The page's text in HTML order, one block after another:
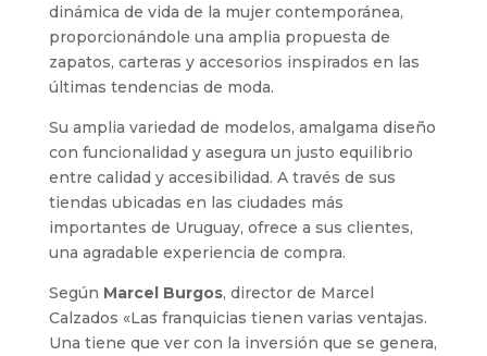
dinámica de vida de la mujer contemporánea,
proporcionándole una amplia propuesta de
zapatos, carteras y accesorios inspirados en las
últimas tendencias de moda.
Su amplia variedad de modelos, amalgama diseño
con funcionalidad y asegura un justo equilibrio
entre calidad y accesibilidad. A través de sus
tiendas ubicadas en las ciudades más
importantes de Uruguay, ofrece a sus clientes,
una agradable experiencia de compra.
Según Marcel Burgos, director de Marcel
Calzados «Las franquicias tienen varias ventajas.
Una tiene que ver con la inversión que se genera,